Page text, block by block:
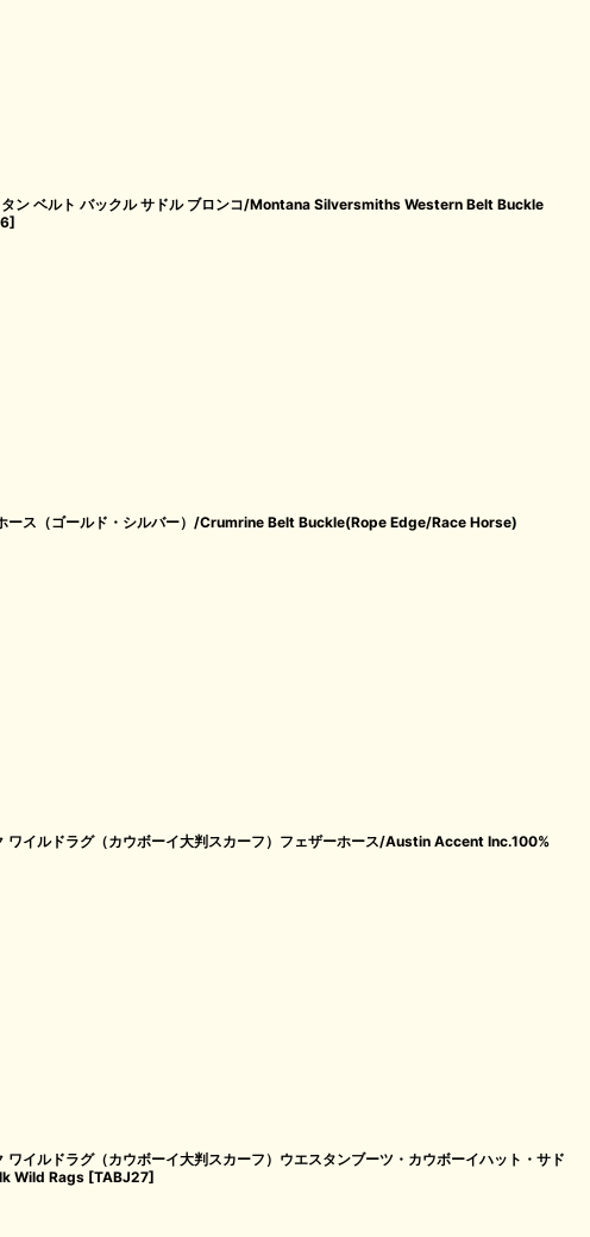
タン ベルト バックル サドル ブロンコ/Montana Silversmiths Western Belt Buckle
]
ース（ゴールド・シルバー）/Crumrine Belt Buckle(Rope Edge/Race Horse)
ワイルドラグ（カウボーイ大判スカーフ）フェザーホース/Austin Accent Inc.100%
ワイルドラグ（カウボーイ大判スカーフ）ウエスタンブーツ・カウボーイハット・サド
Wild Rags [TABJ27]